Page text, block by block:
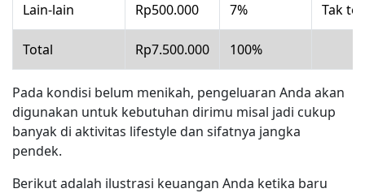
Lain-lain Rp500.000 7% Tak
Total Rp7.500.000 100%
Pada kondisi belum menikah, pengeluaran Anda akan
digunakan untuk kebutuhan dirimu misal jadi cukup
banyak di aktivitas lifestyle dan sifatnya jangka
pendek.
Berikut adalah ilustrasi keuangan Anda ketika baru